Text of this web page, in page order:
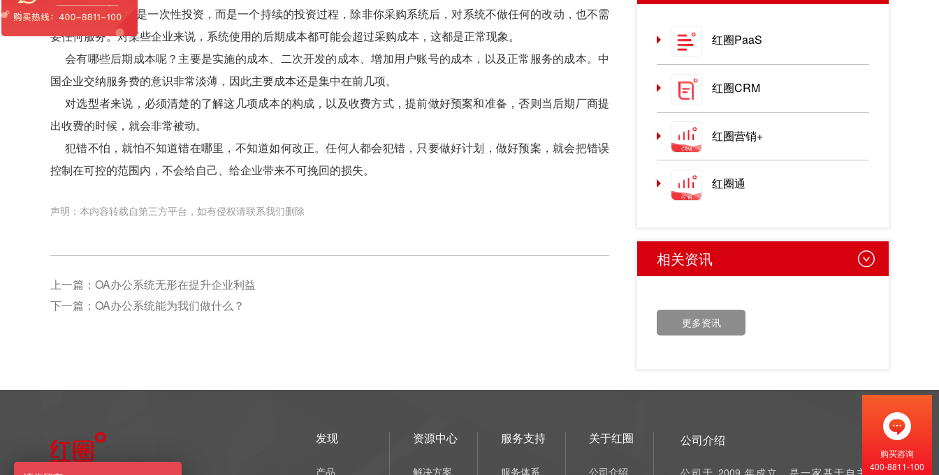
OA办公系统不是一次性投资，而是一个持续的投资过程，除非你采购系统后，对系统不做任何的改动，也不需
要任何服务。对某些企业来说，系统使用的后期成本都可能会超过采购成本，这都是正常现象。
会有哪些后期成本呢？主要是实施的成本、二次开发的成本、增加用户账号的成本，以及正常服务的成本。中
国企业交纳服务费的意识非常淡薄，因此主要成本还是集中在前几项。
对选型者来说，必须清楚的了解这几项成本的构成，以及收费方式，提前做好预案和准备，否则当后期厂商提
出收费的时候，就会非常被动。
犯错不怕，就怕不知道错在哪里，不知道如何改正。任何人都会犯错，只要做好计划，做好预案，就会把错误
控制在可控的范围内，不会给自己、给企业带来不可挽回的损失。
声明：本内容转载自第三方平台，如有侵权请联系我们删除
上一篇： OA办公系统无形在提升企业利益
下一篇： OA办公系统能为我们做什么？
红圈PaaS
红圈CRM
红圈营销+
红圈通
相关资讯
更多资讯
发现
产品
资源中心
解决方案
服务支持
服务体系
关于红圈
公司介绍
公司介绍
购买咨询
400-8811-100